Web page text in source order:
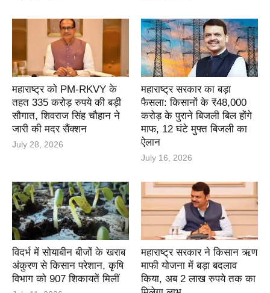
महाराष्ट्र को PM-RKVY के
तहत 335 करोड़ रुपये की बड़ी
सौगात, शिवराज सिंह चौहान ने
जारी की मदर सैंक्शन
July 28, 2026
महाराष्ट्र सरकार का बड़ा
फैसला: किसानों के ₹48,000
करोड़ के पुराने बिजली बिल होंगे
माफ, 12 घंटे मुफ्त बिजली का
ऐलान
July 16, 2026
विदर्भ में सोयाबीन बीजों के खराब
अंकुरण से किसान परेशान, कृषि
विभाग को 907 शिकायतें मिलीं
महाराष्ट्र सरकार ने किसान ऋण
माफी योजना में बड़ा बदलाव
किया, अब 2 लाख रुपये तक का